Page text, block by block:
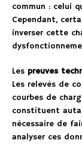
commun : celui
Cependant,
inverser cette
Les preuves
Les relevés de
courbes de
constituent
nécessaire de
analyser ces